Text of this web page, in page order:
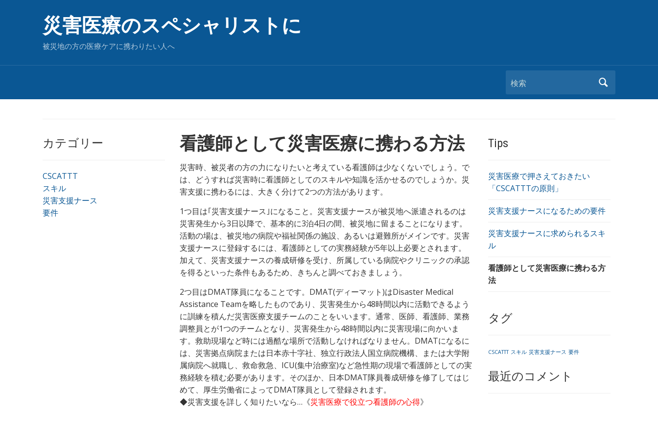
災害医療のスペシャリストに
被災地の方の医療ケアに携わりたい人へ
検索
カテゴリー
CSCATTT
スキル
災害支援ナース
要件
看護師として災害医療に携わる方法
災害時、被災者の方の力になりたいと考えている看護師は少なくないでしょう。で
は、どうすれば災害時に看護師としてのスキルや知識を活かせるのでしょうか。災
害支援に携わるには、大きく分けて2つの方法があります。
1つ目は｢災害支援ナース｣になること。災害支援ナースが被災地へ派遣されるのは
災害発生から3日以降で、基本的に3泊4日の間、被災地に留まることになります。
活動の場は、被災地の病院や福祉関係の施設、あるいは避難所がメインです。災害
支援ナースに登録するには、看護師としての実務経験が5年以上必要とされます。
加えて、災害支援ナースの養成研修を受け、所属している病院やクリニックの承認
を得るといった条件もあるため、きちんと調べておきましょう。
2つ目はDMAT隊員になることです。DMAT(ディーマット)はDisaster Medical
Assistance Teamを略したものであり、災害発生から48時間以内に活動できるよう
に訓練を積んだ災害医療支援チームのことをいいます。通常、医師、看護師、業務
調整員とが1つのチームとなり、災害発生から48時間以内に災害現場に向かいま
す。救助現場など時には過酷な場所で活動しなければなりません。DMATになるに
は、災害拠点病院または日本赤十字社、独立行政法人国立病院機構、または大学附
属病院へ就職し、救命救急、ICU(集中治療室)など急性期の現場で看護師としての実
務経験を積む必要があります。そのほか、日本DMAT隊員養成研修を修了してはじ
めて、厚生労働省によってDMAT隊員として登録されます。
◆災害支援を詳しく知りたいなら…《災害医療で役立つ看護師の心得》
Tips
災害医療で押さえておきたい
「CSCATTTの原則」
災害支援ナースになるための要件
災害支援ナースに求められるスキ
ル
看護師として災害医療に携わる方
法
タグ
CSCATTT スキル 災害支援ナース 要件
最近のコメント